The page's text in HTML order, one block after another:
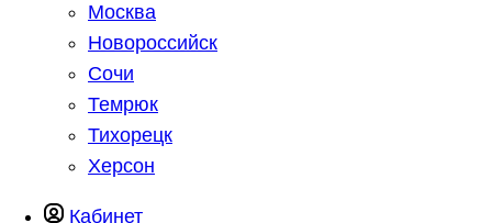
Москва
Новороссийск
Сочи
Темрюк
Тихорецк
Херсон
Кабинет